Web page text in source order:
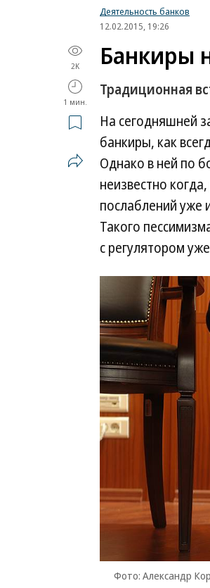
Деятельность банков
12.02.2015, 19:26
2K
1 мин.
Банкиры
Традиционная
На сегодняшней
банкиры, как
Однако в ней по
неизвестно
послаблений уже
Такого
с регулятором
Фото: Александр